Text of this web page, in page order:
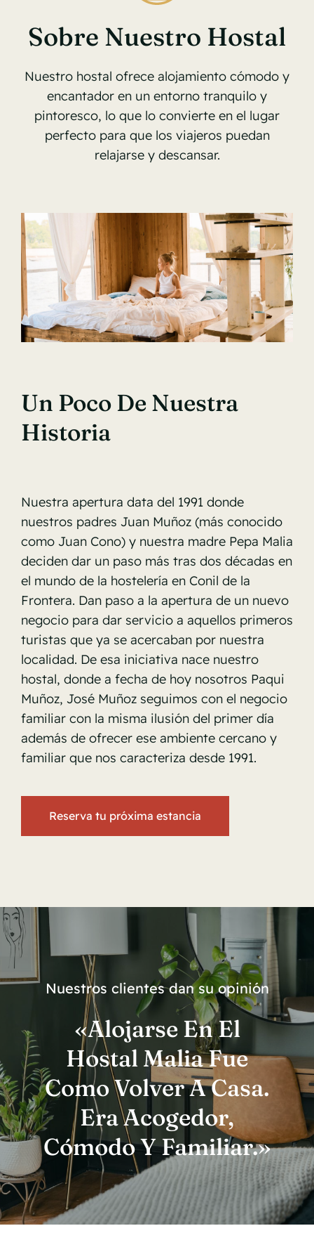
Sobre Nuestro Hostal
Nuestro hostal ofrece alojamiento cómodo y
encantador en un entorno tranquilo y
pintoresco, lo que lo convierte en el lugar
perfecto para que los viajeros puedan
relajarse y descansar.
Un Poco De Nuestra
Historia
Nuestra apertura data del 1991 donde
nuestros padres Juan Muñoz (más conocido
como Juan Cono) y nuestra madre Pepa Malia
deciden dar un paso más tras dos décadas en
el mundo de la hostelería en Conil de la
Frontera. Dan paso a la apertura de un nuevo
negocio para dar servicio a aquellos primeros
turistas que ya se acercaban por nuestra
localidad. De esa iniciativa nace nuestro
hostal, donde a fecha de hoy nosotros Paqui
Muñoz, José Muñoz seguimos con el negocio
familiar con la misma ilusión del primer día
además de ofrecer ese ambiente cercano y
familiar que nos caracteriza desde 1991.
Reserva tu próxima estancia
Nuestros clientes dan su opinión
«Alojarse En El
Hostal Malia Fue
Como Volver A Casa.
Era Acogedor,
Cómodo Y Familiar.»